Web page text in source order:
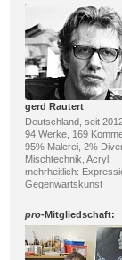
gerd Rautert
Deutschland, seit
94 Werke, 169
95% Malerei, 2%
Mischtechnik, Acryl;
mehrheitlich:
Gegenwartskunst
pro-Mitgliedschaft: